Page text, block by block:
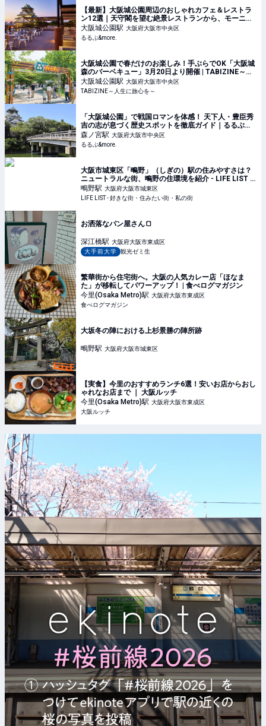
【最新】大阪城公園周辺のおしゃれカフェ＆レストラ
ン12選｜天守閣を望む絶景レストランから、モーニン
グの人気店、こだわりスイーツが楽しめるカフェま
で！｜るるぶ&more.
大阪城公園駅 大阪府大阪市中央区
るるぶ&more.
大阪城公園で春だけのお楽しみ！手ぶらでOK「大阪城
森のバーベキュー」3月20日より開催 | TABIZINE～人
生に旅心を～
大阪城公園駅 大阪府大阪市中央区
TABIZINE～人生に旅心を～
「大阪城公園」で戦国ロマンを体感！ 天下人・豊臣秀
吉の志が息づく歴史スポットを徹底ガイド｜るるぶ
&more.
森ノ宮駅 大阪府大阪市中央区
るるぶ&more.
大阪市城東区「鴫野」（しぎの）駅の住みやすさは？
ニュートラルな街、鴫野の住環境を紹介 - LIFE LIST -
好きな街・住みたい街・私の街
鴫野駅 大阪府大阪市城東区
LIFE LIST - 好きな街・住みたい街・私の街
お洒落なパン屋さん🍞
深江橋駅 大阪府大阪市東成区
大手前大学
観光ゼミ生
繁華街から住宅街へ。大阪の人気カレー店「ほなま
た」が移転してパワーアップ！ | 食べログマガジン
今里(Osaka Metro)駅 大阪府大阪市東成区
食べログマガジン
大坂冬の陣における上杉景勝の陣所跡
鴫野駅 大阪府大阪市城東区
【実食】今里のおすすめランチ6選！安いお店からおし
ゃれなお店まで ｜ 大阪ルッチ
今里(Osaka Metro)駅 大阪府大阪市東成区
大阪ルッチ